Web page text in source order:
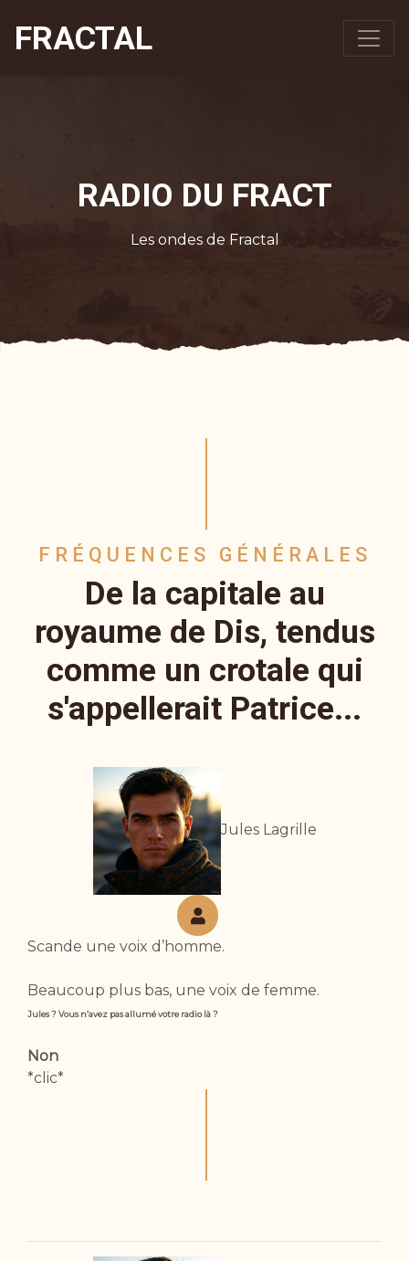
FRACTAL
RADIO DU FRACT
Les ondes de Fractal
FRÉQUENCES GÉNÉRALES
De la capitale au
royaume de Dis, tendus
comme un crotale qui
s'appellerait Patrice...
Jules Lagrille
Scande une voix d’homme.
Beaucoup plus bas, une voix de femme.
Jules ? Vous n’avez pas allumé votre radio là ?
Non
*clic*